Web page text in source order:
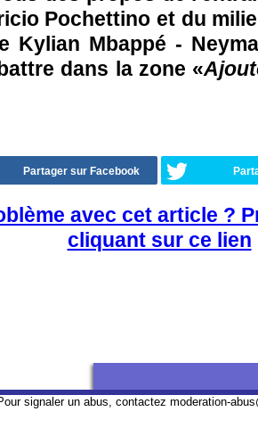
Pochettino et du
Kylian Mbappé -
dans la zone «
Partager sur Facebook
avec cet article ?
cliquant sur ce lien
signaler un abus, contactez moderation-